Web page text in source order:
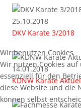
25.10.2018
DKV Karate 3/2018
14.01.2018
KDNW Karate
Wir benutzen Cookies
Wir nutzen Cookies
essenziell für den
diese Website und die
können selbst